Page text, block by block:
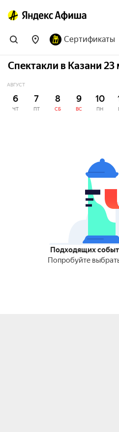
Сертификаты
Спектакли в Казани 23
АВГУСТ
6
ЧТ
7
ПТ
8
СБ
9
ВС
10
ПН
Подходящих
Попробуйте